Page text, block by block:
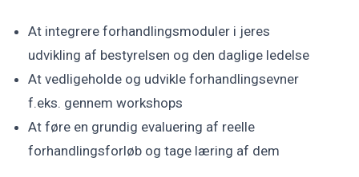
At integrere forhandlingsmoduler i jeres
udvikling af bestyrelsen og den daglige ledelse
At vedligeholde og udvikle forhandlingsevner
f.eks. gennem workshops
At føre en grundig evaluering af reelle
forhandlingsforløb og tage læring af dem